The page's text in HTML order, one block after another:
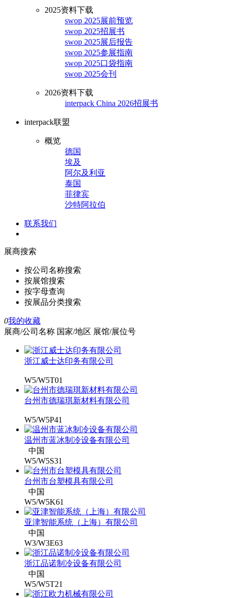
2025资料下载
swop 2025展前预览
swop 2025招展书
swop 2025展后报告
swop 2025参展指南
swop 2025口袋指南
swop 2025会刊
2026资料下载
interpack China 2026招展书
interpack联盟
概览
德国
埃及
阿尔及利亚
泰国
菲律宾
沙特阿拉伯
联系我们
展商搜索
按公司名称搜索
按展馆搜索
按字母查询
按展品分类搜索
0我的收藏
展商/公司名称 国家/地区 展馆/展位号
浙江威士达印务有限公司
W5/W5T01
台州市德瑞琪新材料有限公司
W5/W5P41
温州市蓝冰制冷设备有限公司
中国
W5/W5S31
台州市台塑模具有限公司
中国
W5/W5K61
亚津智能系统（上海）有限公司
中国
W3/W3E63
浙江品诺制冷设备有限公司
中国
W5/W5T21